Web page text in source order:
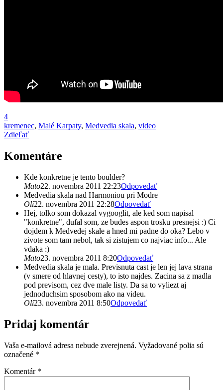
4
kremenec, Malé Karpaty, Medvedia skala, video
Zdieľať
Komentáre
Kde konkretne je tento boulder?
Mato22. novembra 2011 22:23Odpovedať
Medvedia skala nad Harmoniou pri Modre
Oli22. novembra 2011 22:28Odpovedať
Hej, tolko som dokazal vygooglit, ale ked som napisal
"konkretne", dufal som, ze budes aspon trosku presnejsi :) Ci
dojdem k Medvedej skale a hned mi padne do oka? Lebo v
zivote som tam nebol, tak si zistujem co najviac info... Ale
vdaka :)
Mato23. novembra 2011 8:20Odpovedať
Medvedia skala je mala. Previsnuta cast je len jej lava strana
(v smere od hlavnej cesty), to isto najdes. Zacina sa z madla
pod previsom, cez dve male listy. Da sa to vyliezt aj
jednoduchsim sposobom ako na videu.
Oli23. novembra 2011 8:50Odpovedať
Pridaj komentár
Vaša e-mailová adresa nebude zverejnená. Vyžadované polia sú
označené *
Komentár *